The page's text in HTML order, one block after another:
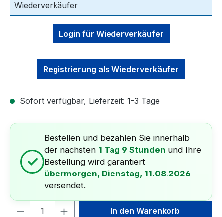
Wiederverkäufer
Login für Wiederverkäufer
Registrierung als Wiederverkäufer
Sofort verfügbar, Lieferzeit: 1-3 Tage
✓
Bestellen und bezahlen Sie innerhalb
der nächsten 1 Tag 9 Stunden und Ihre
Bestellung wird garantiert
übermorgen, Dienstag, 11.08.2026
versendet.
Produkt Anzahl: Gib denIn den Warenkorb